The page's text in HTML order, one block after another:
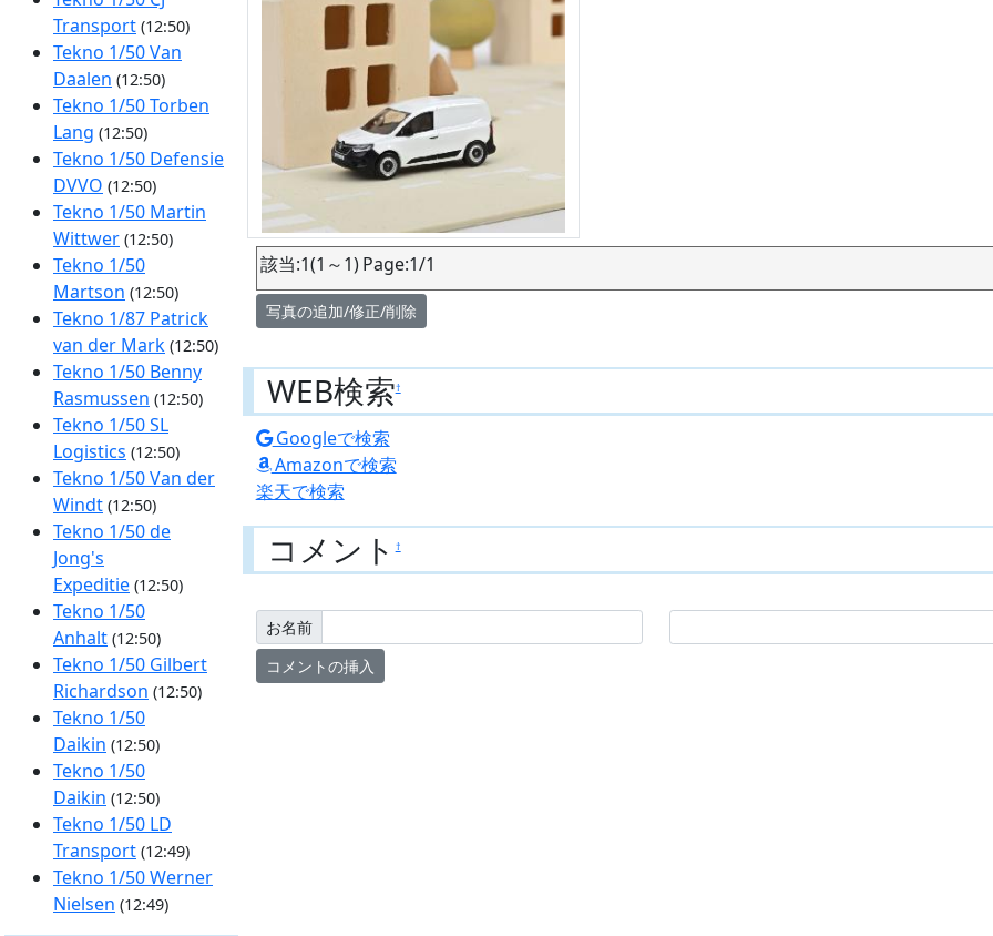
Transport (12:50)
Tekno 1/50 Van
Daalen (12:50)
Tekno 1/50 Torben
Lang (12:50)
Tekno 1/50 Defensie
DVVO (12:50)
Tekno 1/50 Martin
Wittwer (12:50)
Tekno 1/50
Martson (12:50)
Tekno 1/87 Patrick
van der Mark (12:50)
Tekno 1/50 Benny
Rasmussen (12:50)
Tekno 1/50 SL
Logistics (12:50)
Tekno 1/50 Van der
Windt (12:50)
Tekno 1/50 de
Jong's
Expeditie (12:50)
Tekno 1/50
Anhalt (12:50)
Tekno 1/50 Gilbert
Richardson (12:50)
Tekno 1/50
Daikin (12:50)
Tekno 1/50
Daikin (12:50)
Tekno 1/50 LD
Transport (12:49)
Tekno 1/50 Werner
Nielsen (12:49)
該当:1(1～1) Page:1/1
写真の追加/修正/削除
WEB検索†
Googleで検索
Amazonで検索
楽天で検索
コメント†
お名前